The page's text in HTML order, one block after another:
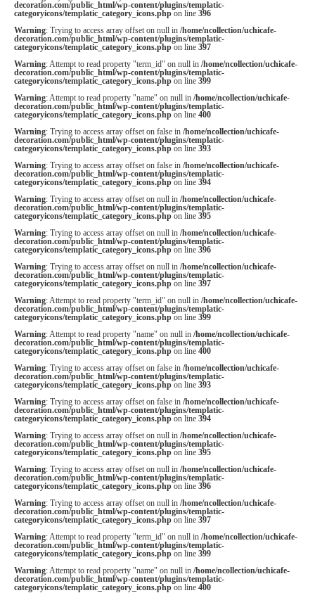
decoration.com/public_html/wp-content/plugins/templatic-
categoryicons/templatic_category_icons.phpon line 396
Warning: Trying to access array offset on null in /home/ncollection/uchicafe-
decoration.com/public_html/wp-content/plugins/templatic-
categoryicons/templatic_category_icons.phpon line 397
Warning: Attempt to read property "term_id" on null in /home/ncollection/uchicafe-
decoration.com/public_html/wp-content/plugins/templatic-
categoryicons/templatic_category_icons.phpon line 399
Warning: Attempt to read property "name" on null in /home/ncollection/uchicafe-
decoration.com/public_html/wp-content/plugins/templatic-
categoryicons/templatic_category_icons.phpon line 400
Warning: Trying to access array offset on false in /home/ncollection/uchicafe-
decoration.com/public_html/wp-content/plugins/templatic-
categoryicons/templatic_category_icons.phpon line 393
Warning: Trying to access array offset on false in /home/ncollection/uchicafe-
decoration.com/public_html/wp-content/plugins/templatic-
categoryicons/templatic_category_icons.phpon line 394
Warning: Trying to access array offset on null in /home/ncollection/uchicafe-
decoration.com/public_html/wp-content/plugins/templatic-
categoryicons/templatic_category_icons.phpon line 395
Warning: Trying to access array offset on null in /home/ncollection/uchicafe-
decoration.com/public_html/wp-content/plugins/templatic-
categoryicons/templatic_category_icons.phpon line 396
Warning: Trying to access array offset on null in /home/ncollection/uchicafe-
decoration.com/public_html/wp-content/plugins/templatic-
categoryicons/templatic_category_icons.phpon line 397
Warning: Attempt to read property "term_id" on null in /home/ncollection/uchicafe-
decoration.com/public_html/wp-content/plugins/templatic-
categoryicons/templatic_category_icons.phpon line 399
Warning: Attempt to read property "name" on null in /home/ncollection/uchicafe-
decoration.com/public_html/wp-content/plugins/templatic-
categoryicons/templatic_category_icons.phpon line 400
Warning: Trying to access array offset on false in /home/ncollection/uchicafe-
decoration.com/public_html/wp-content/plugins/templatic-
categoryicons/templatic_category_icons.phpon line 393
Warning: Trying to access array offset on false in /home/ncollection/uchicafe-
decoration.com/public_html/wp-content/plugins/templatic-
categoryicons/templatic_category_icons.phpon line 394
Warning: Trying to access array offset on null in /home/ncollection/uchicafe-
decoration.com/public_html/wp-content/plugins/templatic-
categoryicons/templatic_category_icons.phpon line 395
Warning: Trying to access array offset on null in /home/ncollection/uchicafe-
decoration.com/public_html/wp-content/plugins/templatic-
categoryicons/templatic_category_icons.phpon line 396
Warning: Trying to access array offset on null in /home/ncollection/uchicafe-
decoration.com/public_html/wp-content/plugins/templatic-
categoryicons/templatic_category_icons.phpon line 397
Warning: Attempt to read property "term_id" on null in /home/ncollection/uchicafe-
decoration.com/public_html/wp-content/plugins/templatic-
categoryicons/templatic_category_icons.phpon line 399
Warning: Attempt to read property "name" on null in /home/ncollection/uchicafe-
decoration.com/public_html/wp-content/plugins/templatic-
categoryicons/templatic_category_icons.phpon line 400